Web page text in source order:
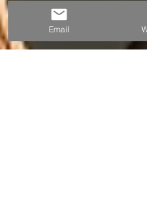
Email